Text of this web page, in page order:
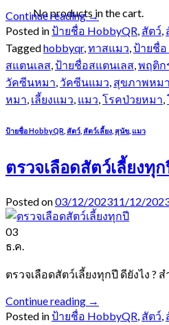
No products in the cart.
Continue reading→
Posted inป้ายชื่อ HobbyQR สัตว์
Taggedhobbyqr, ทาสแมว ป้ายชื่อ
สแตนเลส ป้ายชื่อสแตนเลส พฤติก
วัคซีนหมา วัคซีนแมว สุขภาพหมา
หมา เลี้ยงแมว แมว โรคป่วยหมา
ป้ายชื่อ HobbyQR สัตว์ สัตว์เลี้ยง สุนัข แมว
ตรวจเลือดสัตว์เลี้ยงทุก
Posted on03/12/202311/12/
03
ธ.ค.
ตรวจเลือดสัตว์เลี้ยงทุกปี ดียังไง ?
Continue reading →
Posted inป้ายชื่อ HobbyQR สัตว์